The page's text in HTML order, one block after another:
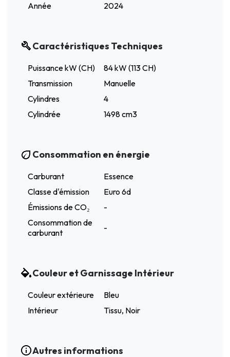
Année
2024
Caractéristiques Techniques
Puissance kW (CH)
84 kW (113 CH)
Transmission
Manuelle
Cylindres
4
Cylindrée
1498 cm3
Consommation en énergie
Carburant
Essence
Classe d'émission
Euro 6d
Émissions de CO₂
-
Consommation de
carburant
-
Couleur et Garnissage Intérieur
Couleur extérieure
Bleu
Intérieur
Tissu, Noir
Autres informations